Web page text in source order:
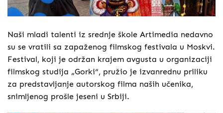
Naši mladi talenti iz srednje škole Artimedia nedavno
su se vratili sa zapaženog filmskog festivala u Moskvi.
Festival, koji je održan krajem avgusta u organizaciji
filmskog studija „Gorki“, pružio je izvanrednu priliku
za predstavljanje autorskog filma naših učenika,
snimljenog prošle jeseni u Srbiji.